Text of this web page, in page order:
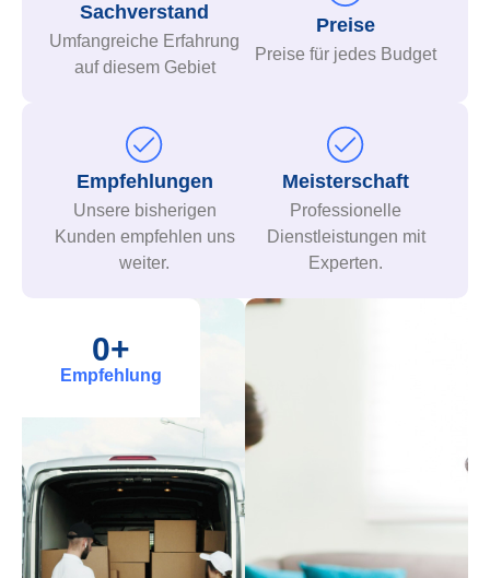
Empfehlung
0+
Sachverstand
Umfangreiche Erfahrung
auf diesem Gebiet
Preise
Preise für jedes Budget
Empfehlungen
Unsere bisherigen
Kunden empfehlen uns
weiter.
Meisterschaft
Professionelle
Dienstleistungen mit
Experten.